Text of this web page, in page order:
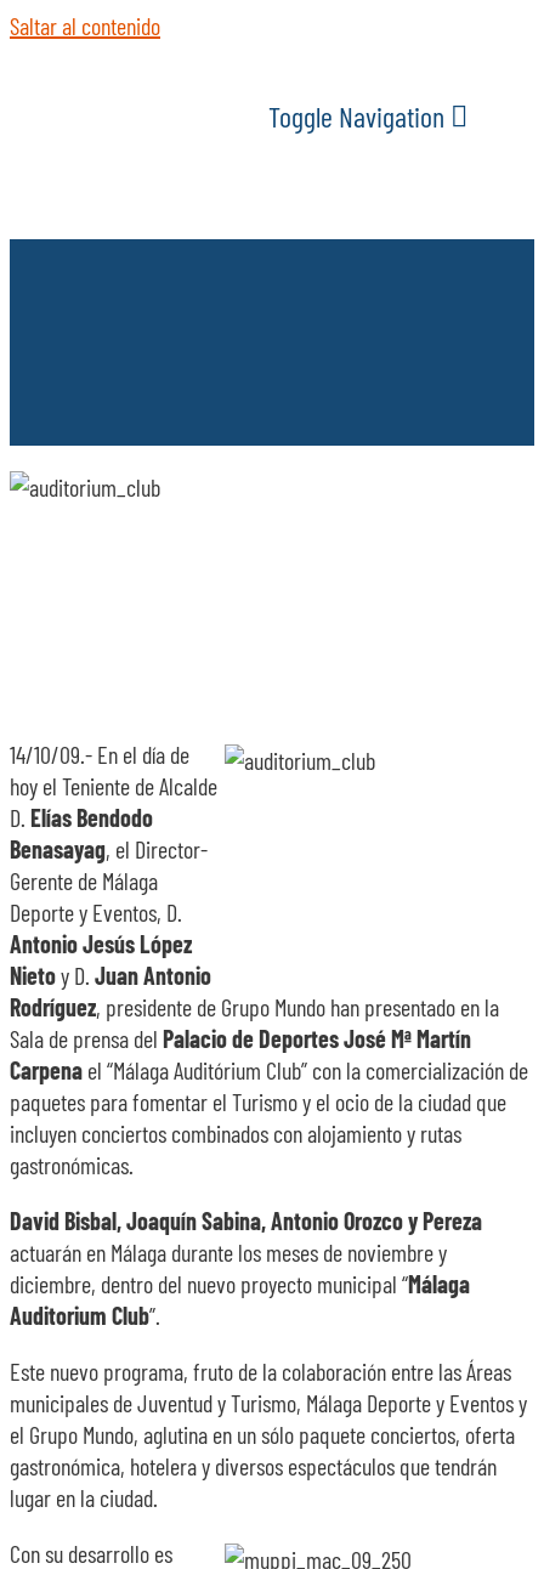
Saltar al contenido
Toggle Navigation
EVENTOS
14/10/09.- En el día de
hoy el Teniente de Alcalde
D. Elías Bendodo
Benasayag, el Director-
Gerente de Málaga
Deporte y Eventos, D.
Antonio Jesús López
Nietoy D. Juan Antonio
Rodríguez, presidente de Grupo Mundo han presentado en la
Sala de prensa del Palacio de Deportes José Mª Martín
Carpena el “Málaga Auditórium Club” con la comercialización de
paquetes para fomentar el Turismo y el ocio de la ciudad que
incluyen conciertos combinados con alojamiento y rutas
gastronómicas.
David Bisbal, Joaquín Sabina, Antonio Orozco y Pereza
actuarán en Málaga durante los meses de noviembre y
diciembre, dentro del nuevo proyecto municipal “Málaga
Auditorium Club”.
Este nuevo programa, fruto de la colaboración entre las Áreas
municipales de Juventud y Turismo, Málaga Deporte y Eventos y
el Grupo Mundo, aglutina en un sólo paquete conciertos, oferta
gastronómica, hotelera y diversos espectáculos que tendrán
lugar en la ciudad.
Con su desarrollo es